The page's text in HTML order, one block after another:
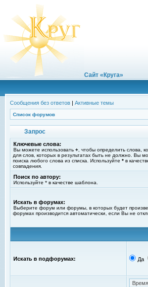
Сайт «Круга»
Сообщения без ответов | Активные темы
Список форумов
Запрос
Ключевые слова:
Вы можете использовать + , чтобы определить слова,
для слов, которых в результатах быть не должно. Вы
поиска любого слова из списка. Используйте * в
совпадения.
Поиск по автору:
Используйте * в качестве шаблона.
Искать в форумах:
Выберите форум или форумы, в которых будет
форумах производится автоматически, если Вы не
Искать в подфорумах: Да